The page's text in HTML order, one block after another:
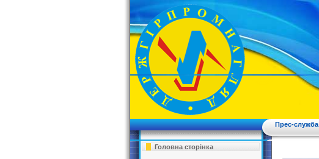
Прес-служба
Головна сторінка